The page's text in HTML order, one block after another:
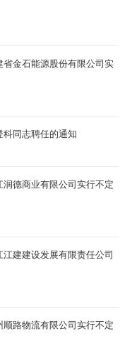
金石能源股份有限公司实
同志聘任的通知
德商业有限公司实行不定
建建设发展有限责任公司
路物流有限公司实行不定